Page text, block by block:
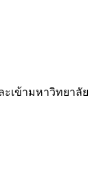
ะเข้ามหาวิทยาลัย